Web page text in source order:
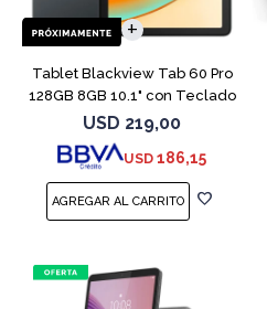
Tablet Blackview Tab 60 Pro
128GB 8GB 10.1" con Teclado
USD 219,00
USD 186,15